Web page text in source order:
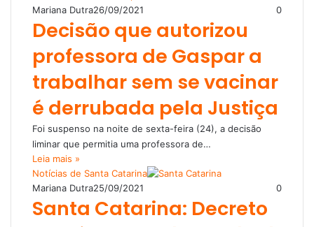
Mariana Dutra26/09/2021 0
Decisão que autorizou
professora de Gaspar a
trabalhar sem se vacinar
é derrubada pela Justiça
Foi suspenso na noite de sexta-feira (24), a decisão
liminar que permitia uma professora de…
Leia mais »
Notícias de Santa Catarina
Mariana Dutra25/09/2021 0
Santa Catarina: Decreto